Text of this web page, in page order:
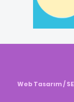
Web Tasarım /